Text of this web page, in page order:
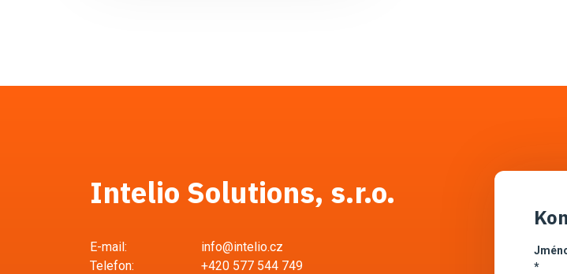
Intelio Solutions, s.r.o.
E-mail:
info
Telefon:
+420 577 544 749
*